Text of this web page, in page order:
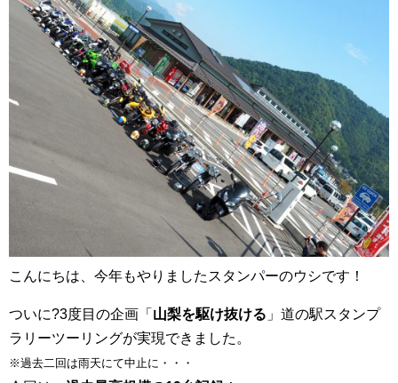
こんにちは、今年もやりましたスタンパーのウシです！
ついに?3度目の企画「 山梨を駆け抜ける 」道の駅スタンプ
ラリーツーリングが実現できました。
※過去二回は雨天にて中止に・・・